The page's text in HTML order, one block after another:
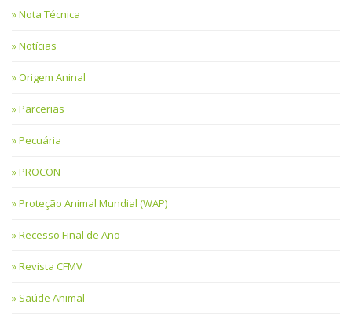
Nota Técnica
Notícias
Origem Aninal
Parcerias
Pecuária
PROCON
Proteção Animal Mundial (WAP)
Recesso Final de Ano
Revista CFMV
Saúde Animal